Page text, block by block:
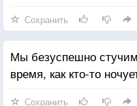
Сохранить
Мы безуспешно
время, как кто-то
Сохранить